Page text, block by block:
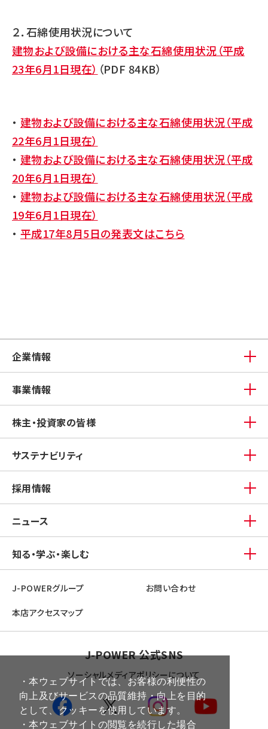
・本ウェブサイトでは、お客様の利便性の
向上及びサービスの品質維持・向上を目的
として、クッキーを使用しています。
・本ウェブサイトの閲覧を続行した場合
２．石綿使用状況について
建物および設備における主な石綿使用状況（平成
23年6月1日現在） （PDF 84KB）
・ 建物および設備における主な石綿使用状況（平成
22年6月1日現在）
・ 建物および設備における主な石綿使用状況（平成
20年6月1日現在）
・ 建物および設備における主な石綿使用状況（平成
19年6月1日現在）
・ 平成17年8月5日の発表文はこちら
企業情報
事業情報
株主・投資家の皆様
サステナビリティ
採用情報
ニュース
知る・学ぶ・楽しむ
J-POWERグループ お問い合わせ
本店アクセスマップ
J-POWER 公式SNS
ソーシャルメディアポリシーについて